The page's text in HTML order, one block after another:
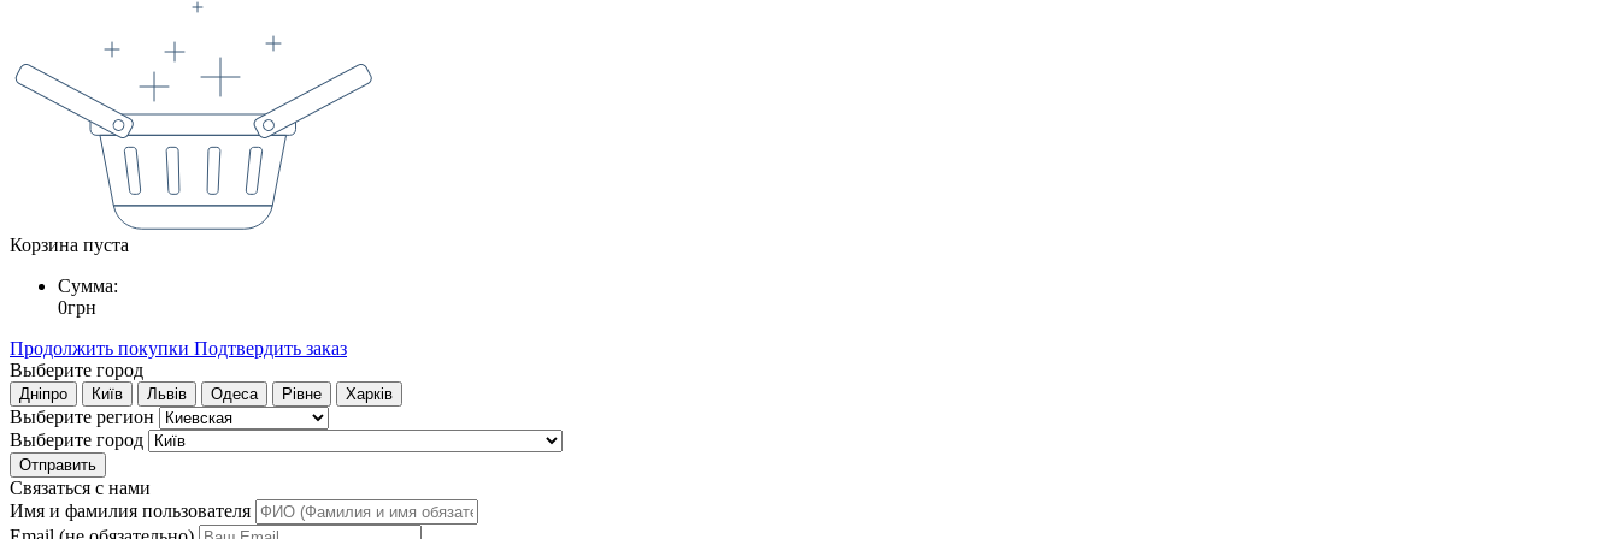
Корзина пуста
Сумма:
0грн
Продолжить покупки Подтвердить заказ
Выберите город
Дніпро Київ Львів Одеса Рівне Харків
Выберите регион
Выберите город
Отправить
Связаться с нами
Имя и фамилия пользователя